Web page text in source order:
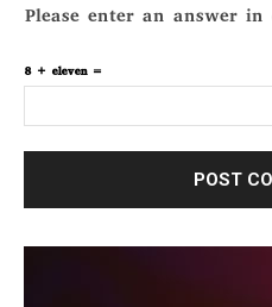
Please enter an answer in
8 + eleven =